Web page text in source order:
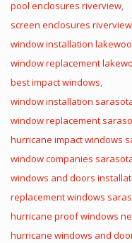
pool enclosures riverview,
screen enclosures riverview
window installation
window replacement
best impact windows,
window installation
window replacement
hurricane impact windows
window companies
windows and doors
replacement windows
hurricane proof windows
hurricane windows and